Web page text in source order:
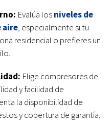
Evalúa losniveles de
aire, especialmente si tu
residencial o prefieres un
Elige compresores de
y facilidad de
la disponibilidad de
y cobertura de garantía.